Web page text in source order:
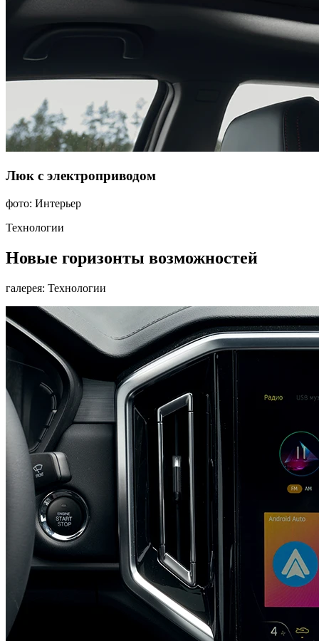
Люк с электроприводом
фото: Интерьер
Технологии
Новые горизонты возможностей
галерея: Технологии